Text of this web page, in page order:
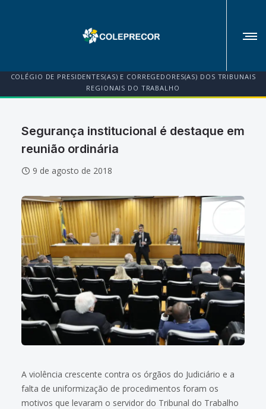
COLÉGIO DE PRESIDENTES(AS) E CORREGEDORES(AS) DOS TRIBUNAIS
REGIONAIS DO TRABALHO
Segurança institucional é destaque em
reunião ordinária
9 de agosto de 2018
A violência crescente contra os órgãos do Judiciário e a
falta de uniformização de procedimentos foram os
motivos que levaram o servidor do Tribunal do Trabalho